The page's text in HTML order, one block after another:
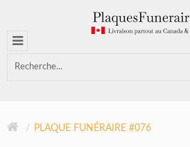
PLAQUE FUNÉRAIRE #076